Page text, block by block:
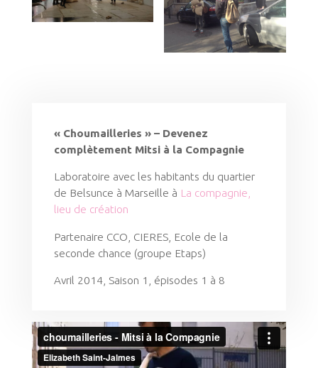
« Choumailleries » – Devenez
complètement Mitsi à la Compagnie
Laboratoire avec les habitants du quartier
de Belsunce à Marseille à La compagnie,
lieu de création
Partenaire CCO, CIERES, Ecole de la
seconde chance (groupe Etaps)
Avril 2014, Saison 1, épisodes 1 à 8